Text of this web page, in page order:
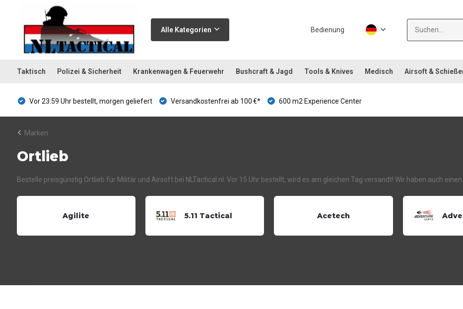
Alle Kategorien Bedienung
Taktisch Polizei & Sicherheit Krankenwagen & Feuerwehr Bushcraft & Jagd Tools & Knives Medisch Airsoft &
Vor 23:59 Uhr bestellt, morgen geliefert Versandkostenfrei ab 100 €* 600 m2 Experience Center
Marken
Ortlieb
Bestelle preisgünstig Ortlieb für Militär und Airsoft bei NLTactical.nl. Vor 15 Uhr bestellt, wird es am gleichen Tag versandt! Wir haben auch
Agilite 5.11 Tactical Acetech